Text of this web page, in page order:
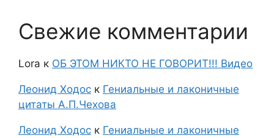
Свежие комментарии
Lora к ОБ ЭТОМ НИКТО НЕ ГОВОРИТ!!! Видео
Леонид Ходос к Гениальные и лаконичные
цитаты А.П.Чехова
Леонид Ходос к Гениальные и лаконичные